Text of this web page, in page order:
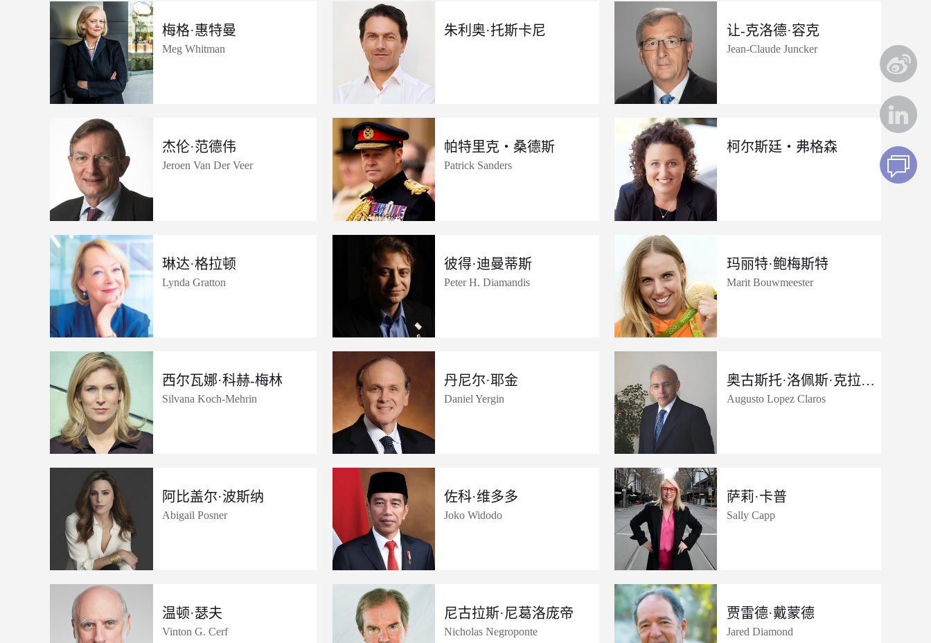
梅格·惠特曼
Meg Whitman
朱利奥·托斯卡尼 让-克洛德·容克
Jean-Claude Juncker
杰伦·范德伟
Jeroen Van Der Veer
帕特里克・桑德斯
Patrick Sanders
柯尔斯廷・弗格森
琳达·格拉顿
Lynda Gratton
彼得·迪曼蒂斯
Peter H. Diamandis
玛丽特·鲍梅斯特
Marit Bouwmeester
西尔瓦娜·科赫-梅林
Silvana Koch-Mehrin
丹尼尔·耶金
Daniel Yergin
奥古斯托·洛佩斯·克拉罗斯
Augusto Lopez Claros
阿比盖尔·波斯纳
Abigail Posner
佐科·维多多
Joko Widodo
萨莉·卡普
Sally Capp
温顿·瑟夫
Vinton G. Cerf
尼古拉斯·尼葛洛庞帝
Nicholas Negroponte
贾雷德·戴蒙德
Jared Diamond